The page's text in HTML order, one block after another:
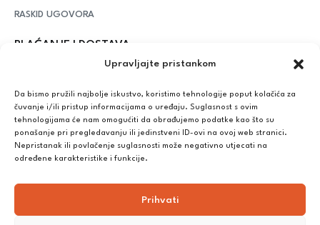
Upravljajte pristankom
Da bismo pružili najbolje iskustvo, koristimo tehnologije poput kolačića za
čuvanje i/ili pristup informacijama o uređaju. Suglasnost s ovim
tehnologijama će nam omogućiti da obrađujemo podatke kao što su
ponašanje pri pregledavanju ili jedinstveni ID-ovi na ovoj web stranici.
Nepristanak ili povlačenje suglasnosti može negativno utjecati na
određene karakteristike i funkcije.
Prihvati
RASKID UGOVORA
PLAĆANJE I DOSTAVA
– iznad potrošenih 55 eura dostava je
Plaćanje:
Bankovna transakcija, plaćanje prilikom preuzimanja, CorvusPay